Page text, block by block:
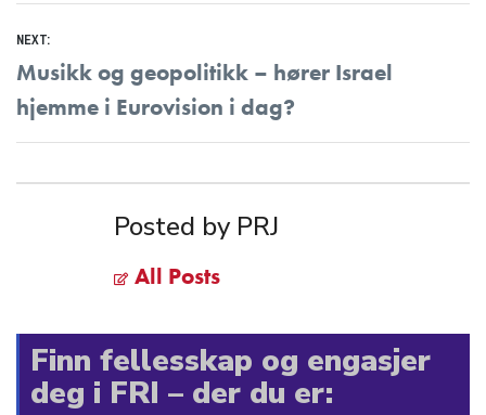
NEXT:
Next
post:
Musikk og geopolitikk – hører Israel
hjemme i Eurovision i dag?
Posted by PRJ
All Posts
Finn fellesskap og engasjer
deg i FRI – der du er: